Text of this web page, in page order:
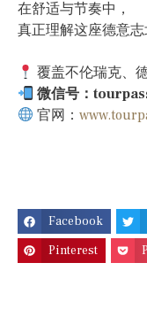
在舒适与节奏中，
真正理解这座德意志
覆盖不伦瑞克、
微信号：
官网：
Facebook
Pinterest